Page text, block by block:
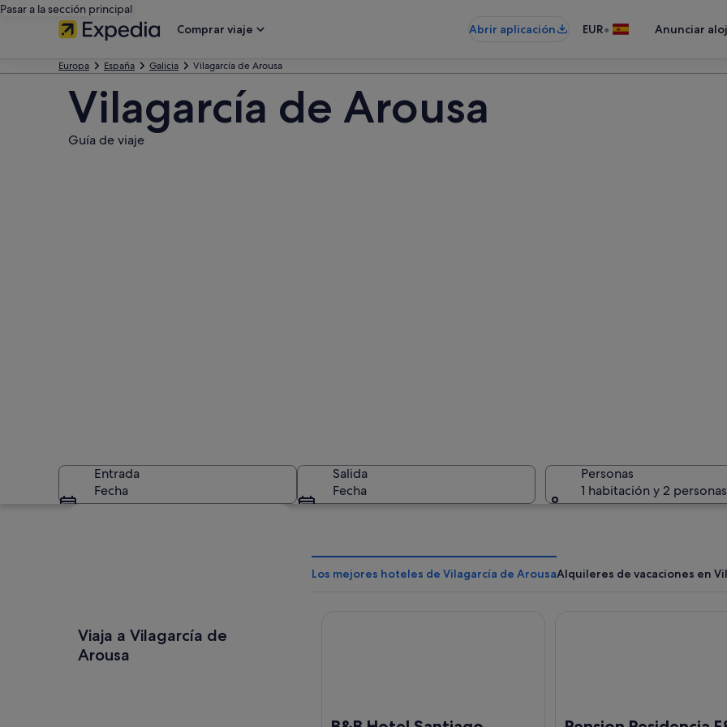
Pasar a la sección principal
Comprar viaje
Abrir aplicación EUR• Anunciar
Europa España Galicia Vilagarcía de Arousa
Vilagarcía de Arousa
Guía de viaje
Entrada
Fecha
Salida
Fecha
Personas
1 habitación y 2 personas
Viaja a Vilagarcía de
Arousa
Los mejores hoteles de Vilagarcía de ArousaAlquileres de vacaciones en